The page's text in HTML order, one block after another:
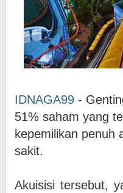
IDNAGA99 -
51% saham yang
kepemilikan penuh
sakit.
Akuisisi tersebut,